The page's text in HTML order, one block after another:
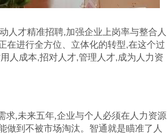
才精准招聘,加强企业上岗率与整合人
在进行全方位、立体化的转型,在这个过
人成本,招对人才,管理人才,成为人力资
,未来五年,企业与个人必须在人力资源
做到不被市场淘汰。智通就是瞄准了人